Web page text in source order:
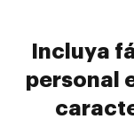
Incluya
personal